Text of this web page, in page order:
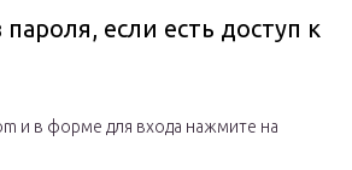
если есть доступ к
и в форме для входа нажмите на